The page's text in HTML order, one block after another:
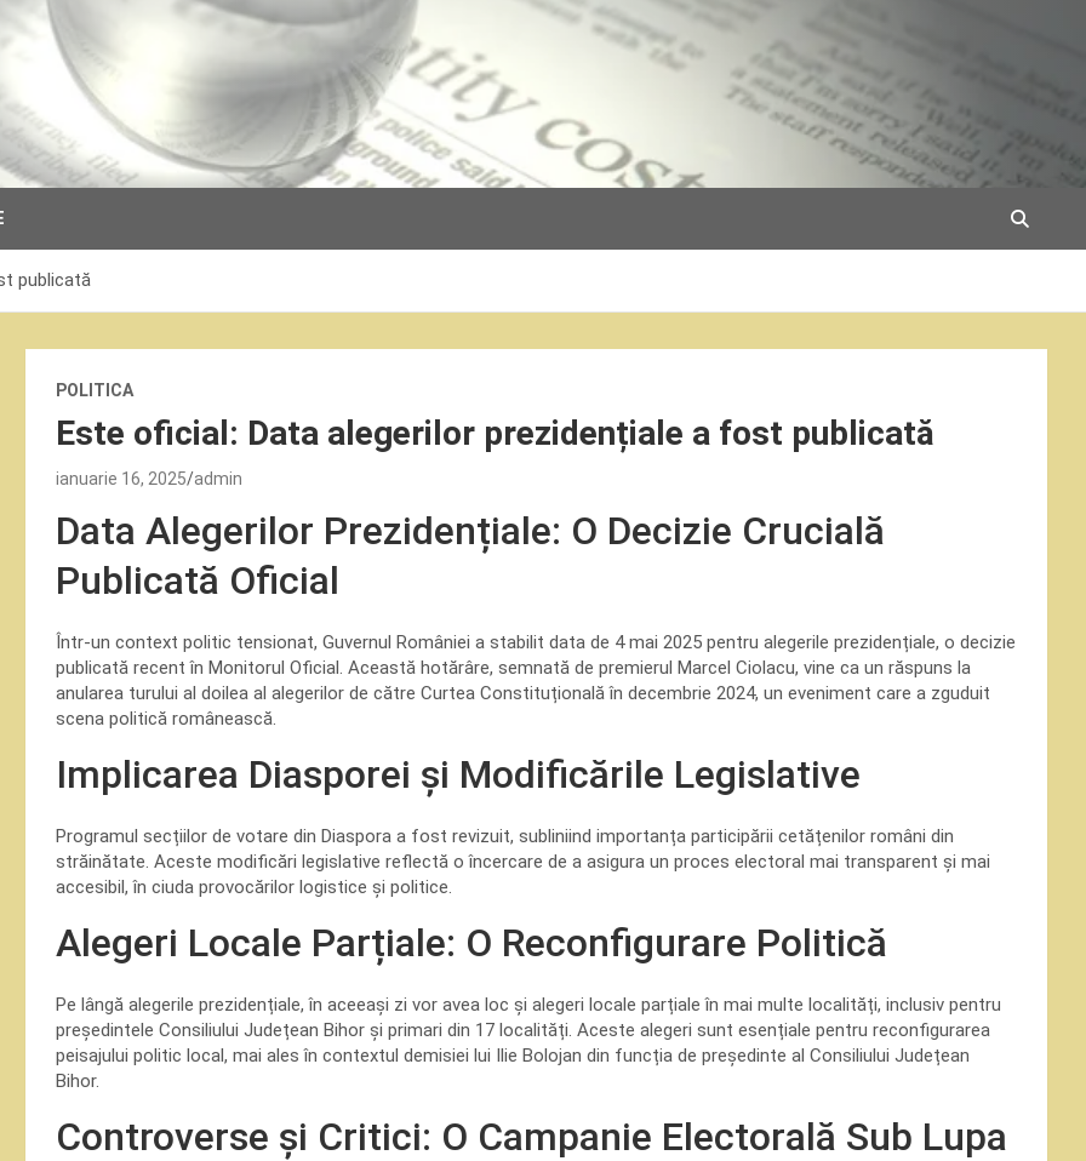
publicată
POLITICA
Este oficial: Data alegerilor prezidențiale a fost publicată
ianuarie 16, 2025 admin
Data Alegerilor Prezidențiale: O Decizie Crucială
Publicată Oficial
Într-un context politic tensionat, Guvernul României a stabilit data de 4 mai 2025 pentru alegerile prezidențiale, o decizie
publicată recent în Monitorul Oficial. Această hotărâre, semnată de premierul Marcel Ciolacu, vine ca un răspuns la
anularea turului al doilea al alegerilor de către Curtea Constituțională în decembrie 2024, un eveniment care a zguduit
scena politică românească.
Implicarea Diasporei și Modificările Legislative
Programul secțiilor de votare din Diaspora a fost revizuit, subliniind importanța participării cetățenilor români din
străinătate. Aceste modificări legislative reflectă o încercare de a asigura un proces electoral mai transparent și mai
accesibil, în ciuda provocărilor logistice și politice.
Alegeri Locale Parțiale: O Reconfigurare Politică
Pe lângă alegerile prezidențiale, în aceeași zi vor avea loc și alegeri locale parțiale în mai multe localități, inclusiv pentru
președintele Consiliului Județean Bihor și primari din 17 localități. Aceste alegeri sunt esențiale pentru reconfigurarea
peisajului politic local, mai ales în contextul demisiei lui Ilie Bolojan din funcția de președinte al Consiliului Județean
Bihor.
Controverse și Critici: O Campanie Electorală Sub Lupa